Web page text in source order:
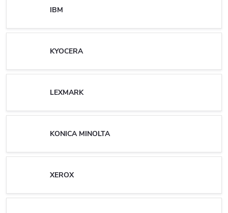
IBM
KYOCERA
LEXMARK
KONICA MINOLTA
XEROX